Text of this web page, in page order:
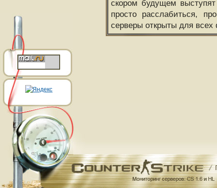
скором будущем
просто расслабиться,
серверы открыты для всех